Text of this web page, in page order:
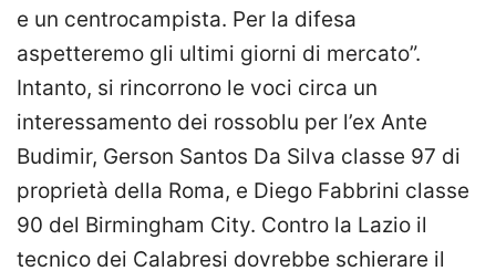
e un centrocampista. Per la difesa
aspetteremo gli ultimi giorni di mercato”.
Intanto, si rincorrono le voci circa un
interessamento dei rossoblu per l’ex Ante
Budimir, Gerson Santos Da Silva classe 97 di
proprietà della Roma, e Diego Fabbrini classe
90 del Birmingham City. Contro la Lazio il
tecnico dei Calabresi dovrebbe schierare il